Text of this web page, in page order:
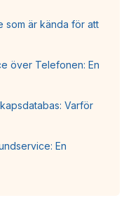
som är kända för att
över Telefonen: En
Varför
En